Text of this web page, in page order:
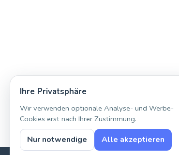
Ihre Privatsphäre
Wir verwenden optionale Analyse- und Werbe-
Cookies erst nach Ihrer Zustimmung.
Nur notwendige Alle akzeptieren